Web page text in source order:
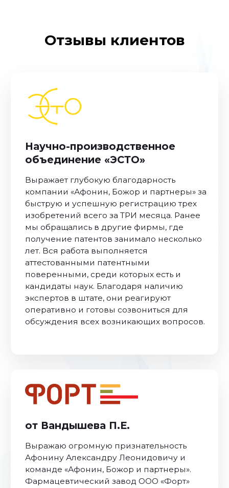
Отзывы клиентов
Читать больше
Уличный светильник
Читать больше